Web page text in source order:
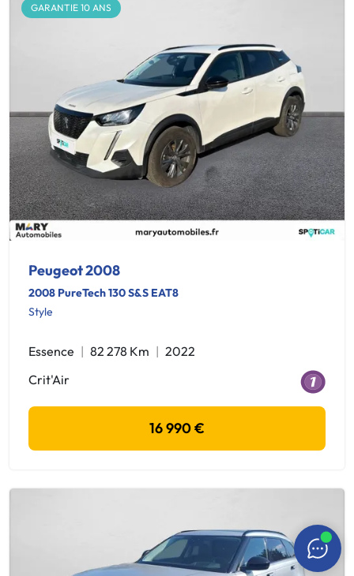
GARANTIE 10 ANS
Peugeot 2008
2008 PureTech 130 S&S EAT8
Style
Essence 82 278 Km
2022
Crit'Air
16 990 €